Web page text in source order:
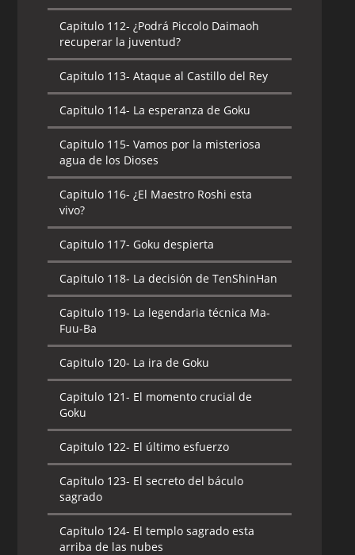
Capitulo 112- ¿Podrá Piccolo Daimaoh
recuperar la juventud?
Capitulo 113- Ataque al Castillo del Rey
Capitulo 114- La esperanza de Goku
Capitulo 115- Vamos por la misteriosa
agua de los Dioses
Capitulo 116- ¿El Maestro Roshi esta
vivo?
Capitulo 117- Goku despierta
Capitulo 118- La decisión de TenShinHan
Capitulo 119- La legendaria técnica Ma-
Fuu-Ba
Capitulo 120- La ira de Goku
Capitulo 121- El momento crucial de
Goku
Capitulo 122- El último esfuerzo
Capitulo 123- El secreto del báculo
sagrado
Capitulo 124- El templo sagrado esta
arriba de las nubes